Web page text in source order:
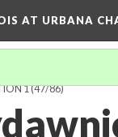
AT URBANA
1(47/86)